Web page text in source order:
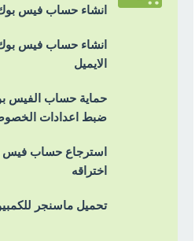
انشاء حساب فيس
انشاء حساب فيس
الايميل
حماية حساب الفيس
ضبط اعدادات
استرجاع حساب فيس
اختراقه
تحميل ماسنجر